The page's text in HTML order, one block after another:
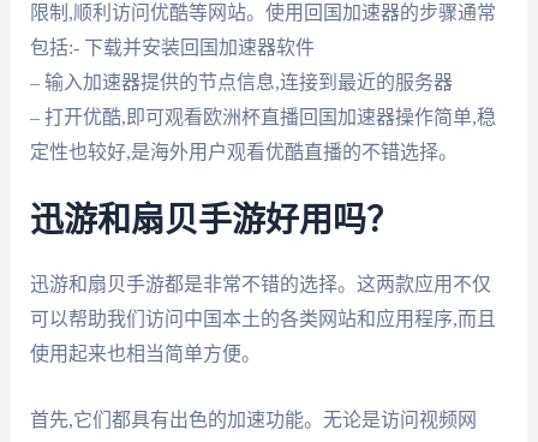
限制,顺利访问优酷等网站。使用回国加速器的步骤通常
包括:- 下载并安装回国加速器软件
– 输入加速器提供的节点信息,连接到最近的服务器
– 打开优酷,即可观看欧洲杯直播回国加速器操作简单,稳
定性也较好,是海外用户观看优酷直播的不错选择。
迅游和扇贝手游好用吗？
迅游和扇贝手游都是非常不错的选择。这两款应用不仅
可以帮助我们访问中国本土的各类网站和应用程序,而且
使用起来也相当简单方便。
首先,它们都具有出色的加速功能。无论是访问视频网